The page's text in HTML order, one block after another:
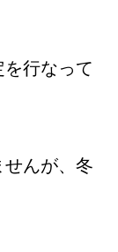
行なって
んが、冬